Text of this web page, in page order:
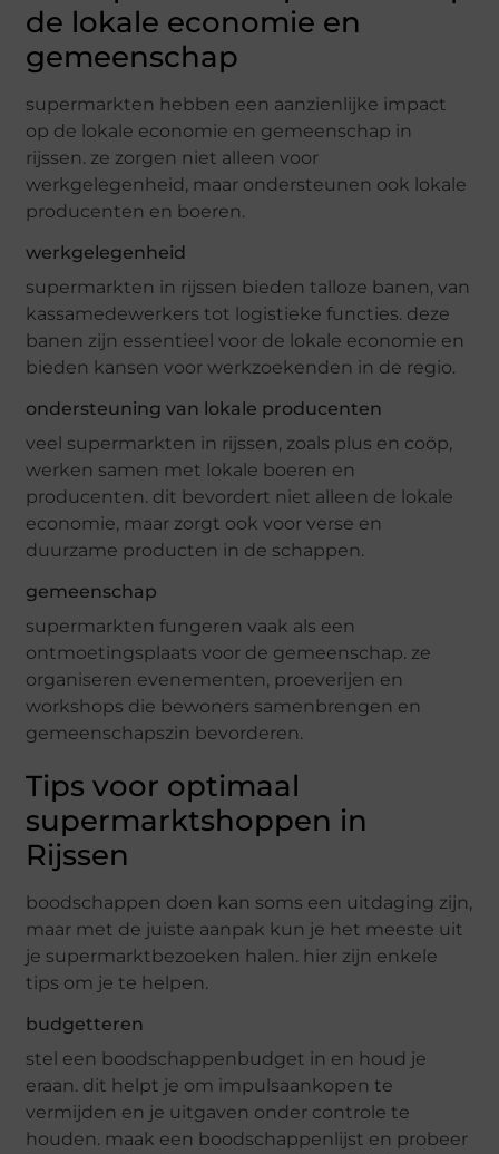
de lokale economie en
gemeenschap
supermarkten hebben een aanzienlijke impact
op de lokale economie en gemeenschap in
rijssen. ze zorgen niet alleen voor
werkgelegenheid, maar ondersteunen ook lokale
producenten en boeren.
werkgelegenheid
supermarkten in rijssen bieden talloze banen, van
kassamedewerkers tot logistieke functies. deze
banen zijn essentieel voor de lokale economie en
bieden kansen voor werkzoekenden in de regio.
ondersteuning van lokale producenten
veel supermarkten in rijssen, zoals plus en coöp,
werken samen met lokale boeren en
producenten. dit bevordert niet alleen de lokale
economie, maar zorgt ook voor verse en
duurzame producten in de schappen.
gemeenschap
supermarkten fungeren vaak als een
ontmoetingsplaats voor de gemeenschap. ze
organiseren evenementen, proeverijen en
workshops die bewoners samenbrengen en
gemeenschapszin bevorderen.
Tips voor optimaal
supermarktshoppen in
Rijssen
boodschappen doen kan soms een uitdaging zijn,
maar met de juiste aanpak kun je het meeste uit
je supermarktbezoeken halen. hier zijn enkele
tips om je te helpen.
budgetteren
stel een boodschappenbudget in en houd je
eraan. dit helpt je om impulsaankopen te
vermijden en je uitgaven onder controle te
houden. maak een boodschappenlijst en probeer